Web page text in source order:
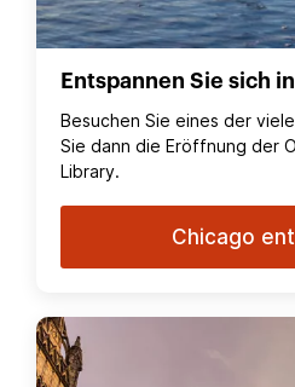
Entspannen Sie sich
Besuchen Sie eines der
Sie dann die Eröffnung der
Library.
Chicago